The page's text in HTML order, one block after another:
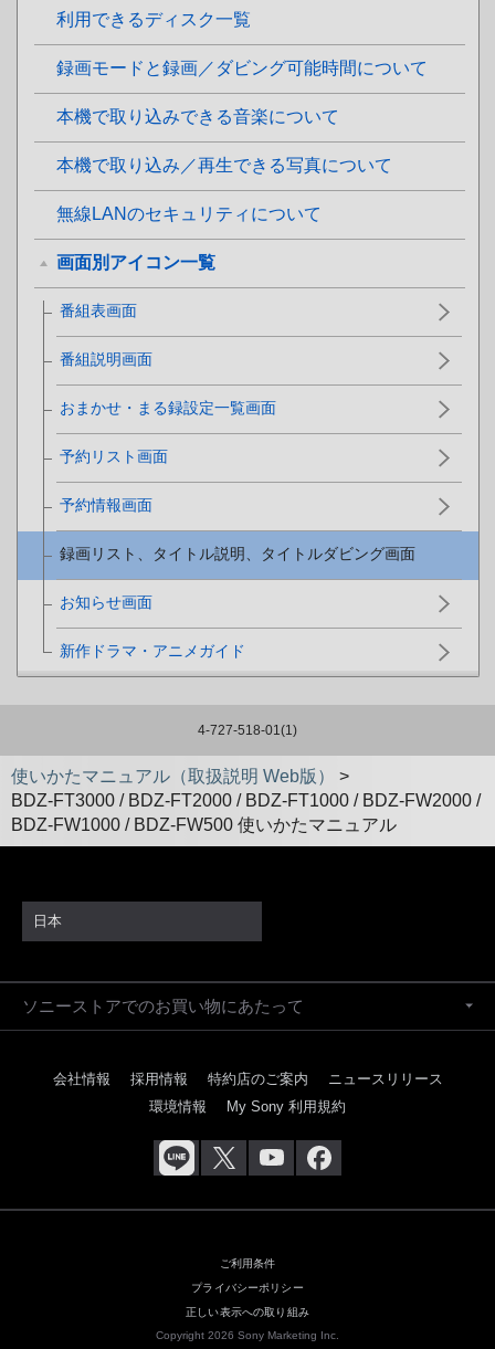
利用できるディスク一覧
録画モードと録画／ダビング可能時間について
本機で取り込みできる音楽について
本機で取り込み／再生できる写真について
無線LANのセキュリティについて
画面別アイコン一覧
番組表画面
番組説明画面
おまかせ・まる録設定一覧画面
予約リスト画面
予約情報画面
録画リスト、タイトル説明、タイトルダビング画面
お知らせ画面
新作ドラマ・アニメガイド
4-727-518-01(1)
使いかたマニュアル（取扱説明 Web版）
>
BDZ-FT3000 / BDZ-FT2000 / BDZ-FT1000 / BDZ-FW2000 /
BDZ-FW1000 / BDZ-FW500 使いかたマニュアル
日本
ソニーストアでのお買い物にあたって
会社情報 採用情報 特約店のご案内
ニュースリリース
環境情報
My Sony 利用規約
ご利用条件
プライバシーポリシー
正しい表示への取り組み
Copyright 2026 Sony Marketing Inc.